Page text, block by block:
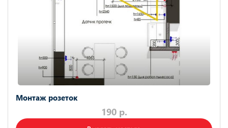
Монтаж розеток
190 р.